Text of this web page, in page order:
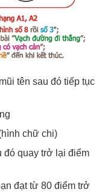
tên sau đó tiếp tục
chữ chi)
quay trở lại điểm
đạt từ 80 điểm trở